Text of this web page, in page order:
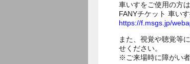
車いすをご使用の方
FANYチケット 車い
https://f.msgs.jp/
また、視覚や聴覚等
せください。
※ご来場時に障がい